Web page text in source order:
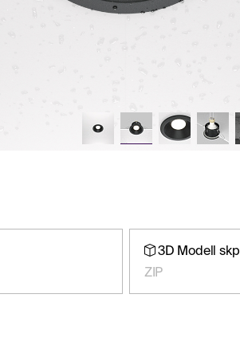
3D Modell skp
ZIP